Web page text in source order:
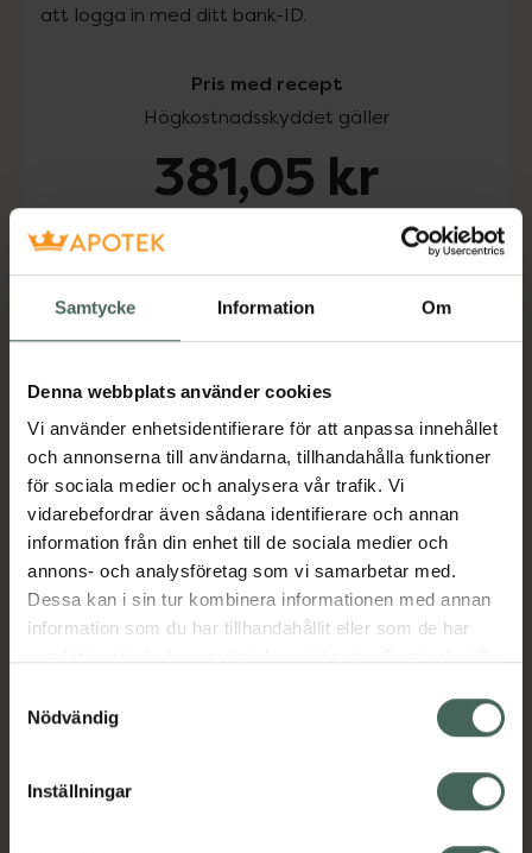
Samtycke Information Om
Denna webbplats använder cookies
Vi använder enhetsidentifierare för att anpassa innehållet
och annonserna till användarna, tillhandahålla funktioner
för sociala medier och analysera vår trafik. Vi
vidarebefordrar även sådana identifierare och annan
information från din enhet till de sociala medier och
annons- och analysföretag som vi samarbetar med.
Dessa kan i sin tur kombinera informationen med annan
information som du har tillhandahållit eller som de har
återkalla ditt samtycke via webbplatsens
cookieinställningar. Ett återkallat samtycke påverkar inte
lagligheten av behandling som skett innan återkallelsen.
Nödvändig
Inställningar
att logga in med ditt bank-ID.
Pris med recept
Högkostnadsskyddet gäller
381,05 kr
Köp via ditt recept
Beskrivning Dölj
Läs alltid bipacksedeln innan
användning.
EAN:07046260240407
Visa